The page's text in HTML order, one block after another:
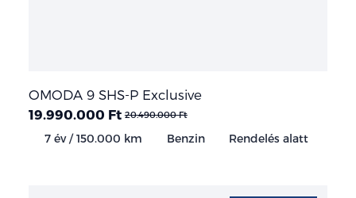
OMODA 9 SHS-P Exclusive
19.990.000 Ft 20.490.000 Ft
7 év / 150.000 km Benzin Rendelés alatt